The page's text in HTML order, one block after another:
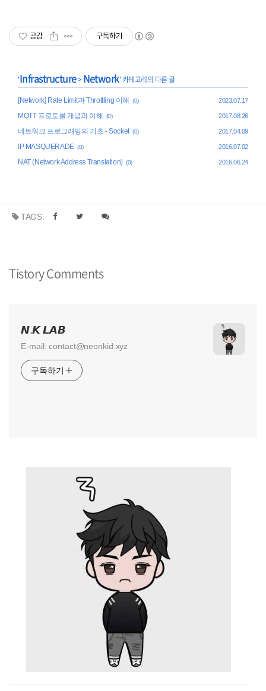
공감 구독하기
'Infrastructure> Network' 카테고리의 다른 글
[Network] Rate Limit과 Throttling 이해 (0) 2023.07.17
MQTT 프로토콜 개념과 이해 (0) 2017.08.26
네트워크 프로그래밍의 기초 - Socket (0) 2017.04.09
IP MASQUERADE (0) 2016.07.02
NAT (Network Address Translation) (0) 2016.06.24
TAGS.
Tistory Comments
𝙉.𝙆 𝙇𝘼𝘽
E-mail: contact@neonkid.xyz
구독하기